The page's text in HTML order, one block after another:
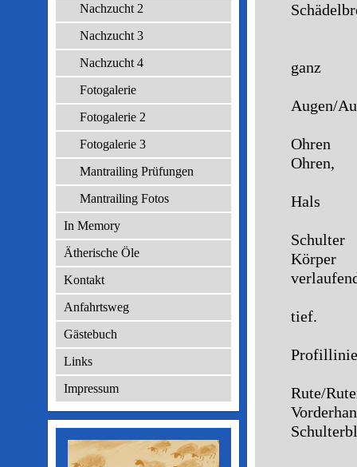
Nachzucht 2
Nachzucht 3
Nachzucht 4
Fotogalerie
Fotogalerie 2
Fotogalerie 3
Mantrailing Prüfungen
Mantrailing Fotos
In Memory
Ätherische Öle
Kontakt
Anfahrtsweg
Gästebuch
Links
Impressum
ganz
Augen/
Ohren
Ohren,
Hals
Schulter
tief.
Profillinie
Rute/